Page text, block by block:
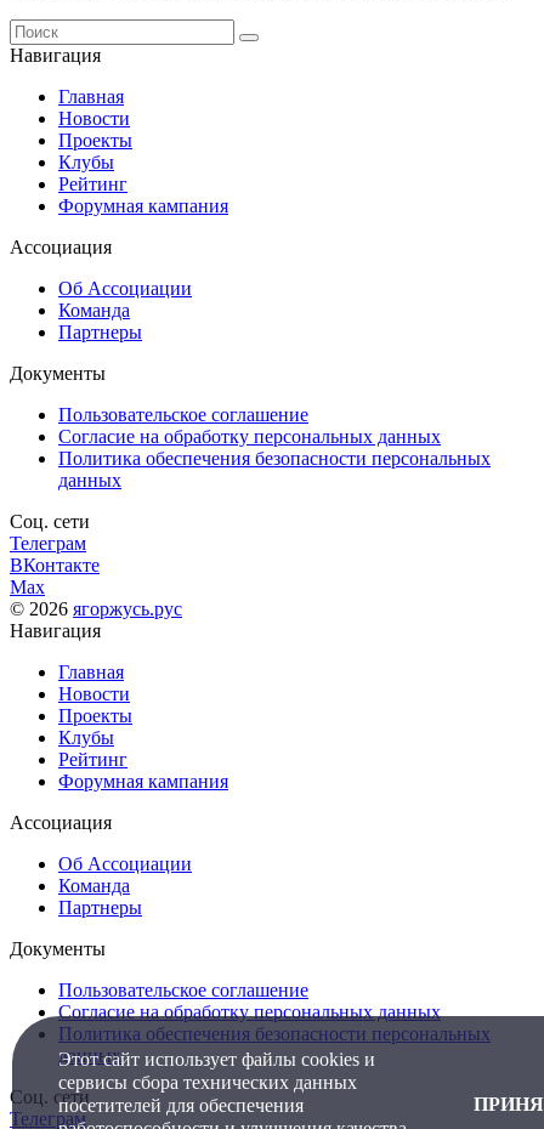
Навигация
Главная
Новости
Проекты
Клубы
Рейтинг
Форумная кампания
Ассоциация
Об Ассоциации
Команда
Партнеры
Документы
Пользовательское соглашение
Согласие на обработку персональных данных
Политика обеспечения безопасности персональных
данных
Соц. сети
Телеграм
ВКонтакте
Max
© 2026 ягоржусь.рус
Навигация
Главная
Новости
Проекты
Клубы
Рейтинг
Форумная кампания
Ассоциация
Об Ассоциации
Команда
Партнеры
Документы
Пользовательское соглашение
Согласие на обработку персональных данных
Политика обеспечения безопасности персональных
данных
Соц. сети
Телеграм
Этот сайт использует файлы cookies и
сервисы сбора технических данных
посетителей для обеспечения